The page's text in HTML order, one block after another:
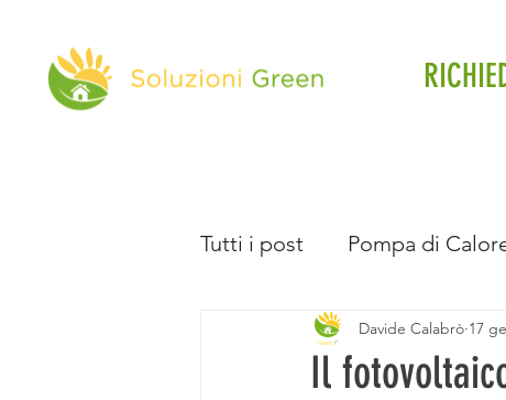
Tutti i post Pompa di
Direttiva Case Green
Il
Davide Calabrò 17